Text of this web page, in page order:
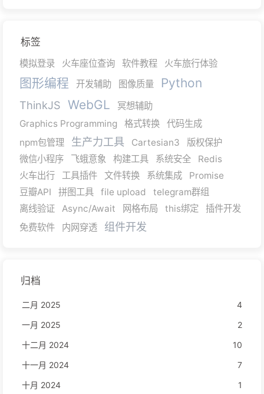
标签
模拟登录 火车座位查询 软件教程 火车旅行体验
图形编程 开发辅助 图像质量 Python
ThinkJS WebGL
冥想辅助
Graphics Programming
格式转换
代码生成
npm包管理
生产力工具 Cartesian3
版权保护
微信小程序
飞蛾意象 构建工具 系统安全
Redis
火车出行
工具插件 文件转换 系统集成
Promise
豆瓣API
拼图工具 file upload
telegram群组
离线验证
Async/Await 网格布局 this绑定
插件开发
免费软件
内网穿透 组件开发
归档
二月 2025
4
一月 2025
2
十二月 2024
10
十一月 2024
7
十月 2024
1